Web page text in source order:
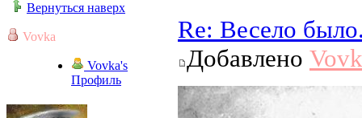
Вернуться наверх
Vovka
Vovka's
Профиль
Re: Весело
Добавлено